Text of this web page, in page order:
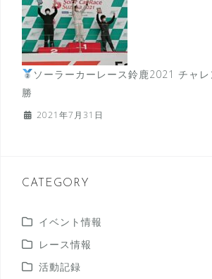
ソーラーカーレース鈴鹿2021 チャ
勝
2021年7月31日
CATEGORY
イベント情報
レース情報
活動記録